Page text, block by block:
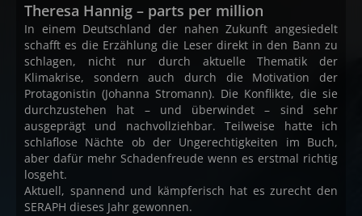
Theresa Hannig – parts per million
In einem Deutschland der nahen Zukunft angesiedelt
schafft es die Erzählung die Leser direkt in den Bann zu
schlagen, nicht nur durch aktuelle Thematik der
Klimakrise, sondern auch durch die Motivation der
Protagonistin (Johanna Stromann). Die Konflikte, die sie
durchzustehen hat – und überwindet – sind sehr
ausgeprägt und nachvollziehbar. Teilweise hatte ich
schlaflose Nächte ob der Ungerechtigkeiten im Buch,
aber dafür mehr Schadenfreude wenn es erstmal richtig
losgeht.
Aktuell, spannend und kämpferisch hat es zurecht den
SERAPH dieses Jahr gewonnen.